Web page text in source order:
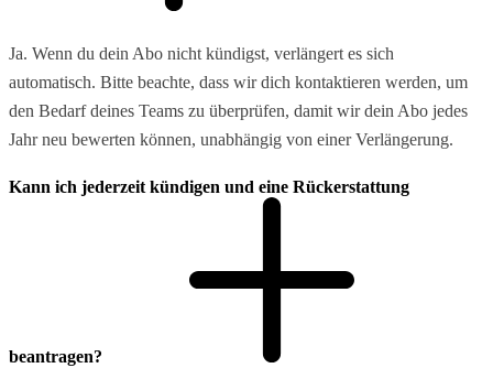
Ja. Wenn du dein Abo nicht kündigst, verlängert es sich
automatisch. Bitte beachte, dass wir dich kontaktieren werden, um
den Bedarf deines Teams zu überprüfen, damit wir dein Abo jedes
Jahr neu bewerten können, unabhängig von einer Verlängerung.
Kann ich jederzeit kündigen und eine Rückerstattung
beantragen?